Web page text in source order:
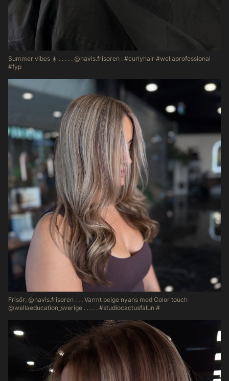
50 11
Summer vibes ☀️ . . . . . @navis.frisoren . #curlyhair #wellaprofessional
#fyp
Frisör: @navis.frisoren . . . Varmt beige nyans med Color touch
@wellaeducation_sverige . . . . . #studiocactusfalun #